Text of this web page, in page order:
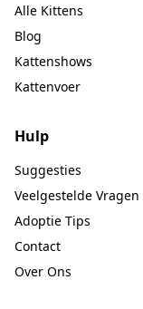
Alle Kittens
Blog
Kattenshows
Kattenvoer
Hulp
Suggesties
Veelgestelde Vragen
Adoptie Tips
Contact
Over Ons